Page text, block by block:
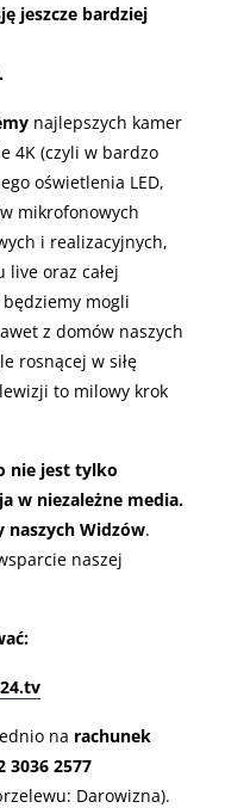
jeszcze bardziej
najlepszych kamer
4K (czyli w bardzo
oświetlenia LED,
mikrofonowych
i realizacyjnych,
oraz całej
mogli
z domów naszych
rosnącej w siłę
to milowy krok
nie jest tylko
w niezależne media.
naszych Widzów.
naszej
na rachunek
3036 2577
Darowizna).